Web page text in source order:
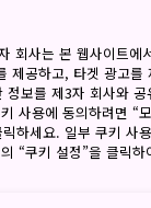
회사는 본 웹사이트
제공하고, 타겟 광고
보를 제3자 회사와
사용에 동의하려면 “
하세요. 일부 쿠키 사
“쿠키 설정”을 클릭